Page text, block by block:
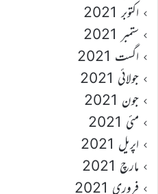
اکتوبر 2021
ستمبر 2021
اگست 2021
جولائی 2021
جون 2021
مئی 2021
اپریل 2021
مارچ 2021
فروری 2021